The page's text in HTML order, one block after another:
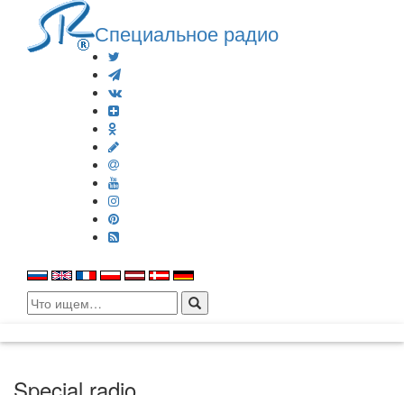
Специальное радио
Search
for: